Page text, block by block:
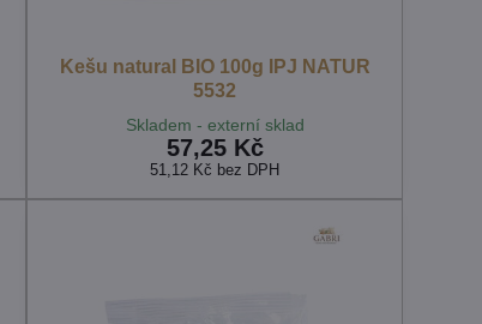
Kešu natural BIO 100g IPJ NATUR
5532
Skladem - externí sklad
57,25 Kč
51,12 Kč bez DPH